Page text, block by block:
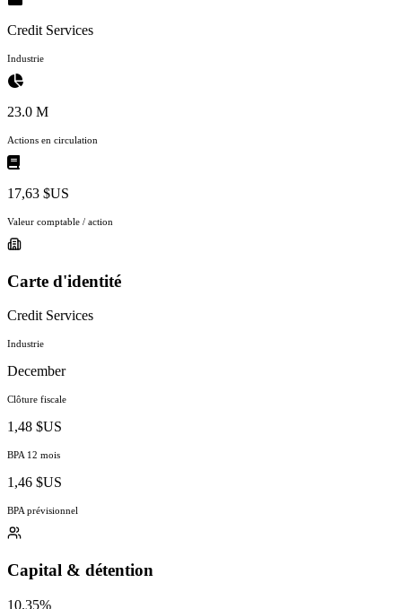
Credit Services
Industrie
23.0 M
Actions en circulation
17,63 $US
Valeur comptable / action
Carte d'identité
Credit Services
Industrie
December
Clôture fiscale
1,48 $US
BPA 12 mois
1,46 $US
BPA prévisionnel
Capital & détention
10.35%